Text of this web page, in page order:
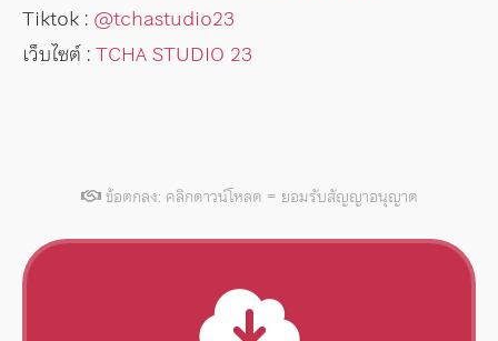
Tiktok : @tchastudio23
เว็บไซต์ :TCHA STUDIO 23
ข้อตกลง: คลิกดาวน์โหลด = ยอมรับสัญญาอนุญาต